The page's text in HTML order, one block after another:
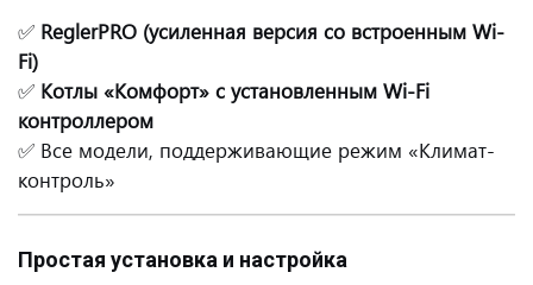
✅ ReglerPRO (усиленная версия со встроенным Wi-
Fi)
✅ Котлы «Комфорт» с установленным Wi-Fi
контроллером
✅ Все модели, поддерживающие режим «Климат-
контроль»
Простая установка и настройка